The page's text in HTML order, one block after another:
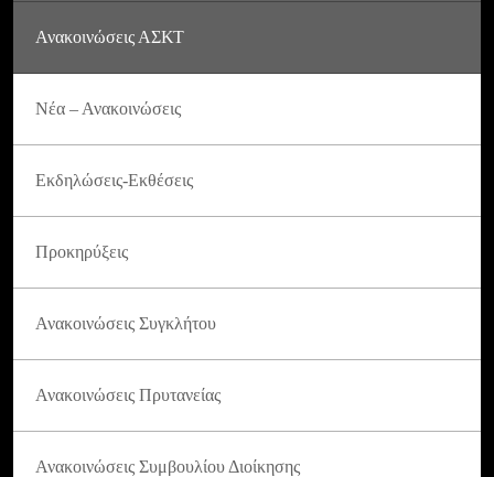
Ανακοινώσεις ΑΣΚΤ
Νέα – Ανακοινώσεις
Εκδηλώσεις-Εκθέσεις
Προκηρύξεις
Ανακοινώσεις Συγκλήτου
Ανακοινώσεις Πρυτανείας
Ανακοινώσεις Συμβουλίου Διοίκησης